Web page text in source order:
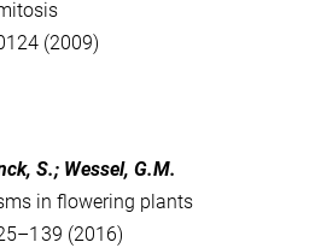
(2009)
S.; Wessel, G.M.
in flowering plants
(2016)